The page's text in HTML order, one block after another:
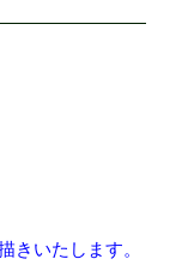
きいたします。